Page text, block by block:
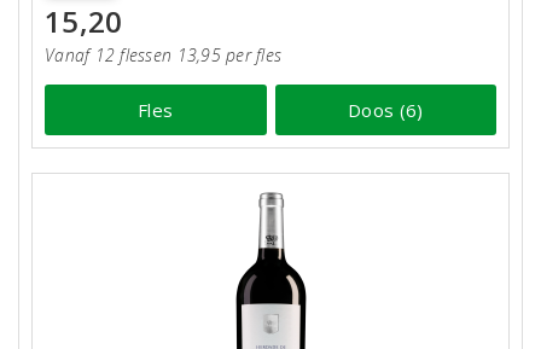
15,20
Vanaf 12 flessen 13,95 per fles
Fles Doos (6)